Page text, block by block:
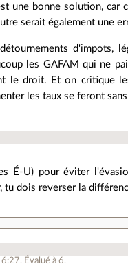
une bonne solution, car
serait également une
d'impots,
les GAFAM qui ne
droit. Et on critique
les taux se feront
É-U) pour éviter
dois reverser la
. Évalué à6.